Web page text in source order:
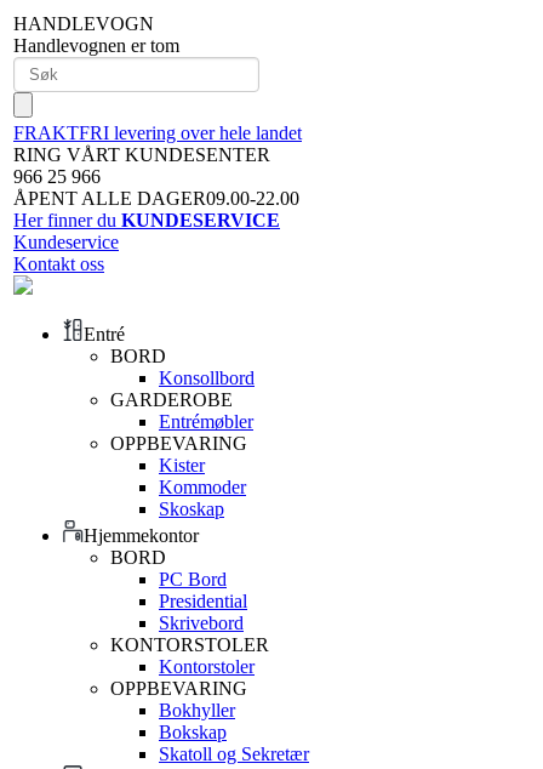
HANDLEVOGN
Handlevognen er tom
FRAKTFRI levering over hele landet
RING VÅRT KUNDESENTER
966 25 966
ÅPENT ALLE DAGER09.00-22.00
Her finner du KUNDESERVICE
Kundeservice
Kontakt oss
Entré
BORD
Konsollbord
GARDEROBE
Entrémøbler
OPPBEVARING
Kister
Kommoder
Skoskap
Hjemmekontor
BORD
PC Bord
Presidential
Skrivebord
KONTORSTOLER
Kontorstoler
OPPBEVARING
Bokhyller
Bokskap
Skatoll og Sekretær